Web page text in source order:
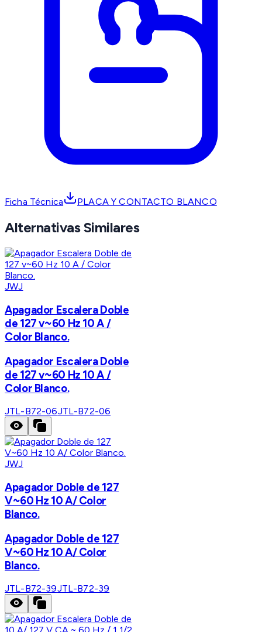
Ficha Técnica PLACA Y CONTACTO BLANCO
Alternativas Similares
JWJ
Apagador Escalera Doble
de 127 v~60 Hz 10 A /
Color Blanco.
Apagador Escalera Doble
de 127 v~60 Hz 10 A /
Color Blanco.
JTL-B72-06JTL-B72-06
JWJ
Apagador Doble de 127
V~60 Hz 10 A/ Color
Blanco.
Apagador Doble de 127
V~60 Hz 10 A/ Color
Blanco.
JTL-B72-39JTL-B72-39